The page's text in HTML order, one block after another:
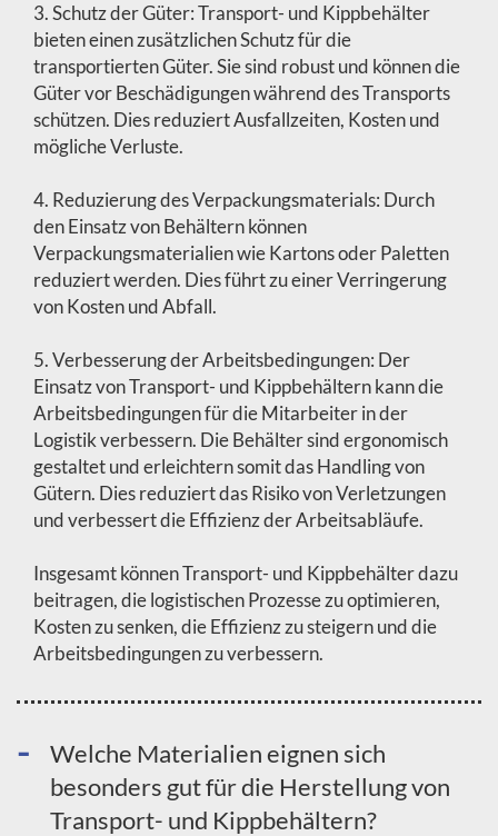
3. Schutz der Güter: Transport- und Kippbehälter
bieten einen zusätzlichen Schutz für die
transportierten Güter. Sie sind robust und können die
Güter vor Beschädigungen während des Transports
schützen. Dies reduziert Ausfallzeiten, Kosten und
mögliche Verluste.
4. Reduzierung des Verpackungsmaterials: Durch
den Einsatz von Behältern können
Verpackungsmaterialien wie Kartons oder Paletten
reduziert werden. Dies führt zu einer Verringerung
von Kosten und Abfall.
5. Verbesserung der Arbeitsbedingungen: Der
Einsatz von Transport- und Kippbehältern kann die
Arbeitsbedingungen für die Mitarbeiter in der
Logistik verbessern. Die Behälter sind ergonomisch
gestaltet und erleichtern somit das Handling von
Gütern. Dies reduziert das Risiko von Verletzungen
und verbessert die Effizienz der Arbeitsabläufe.
Insgesamt können Transport- und Kippbehälter dazu
beitragen, die logistischen Prozesse zu optimieren,
Kosten zu senken, die Effizienz zu steigern und die
Arbeitsbedingungen zu verbessern.
Welche Materialien eignen sich
besonders gut für die Herstellung von
Transport- und Kippbehältern?